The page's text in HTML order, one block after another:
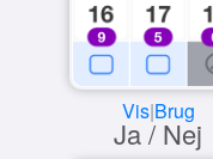
Vis|Brug
Ja / Nej